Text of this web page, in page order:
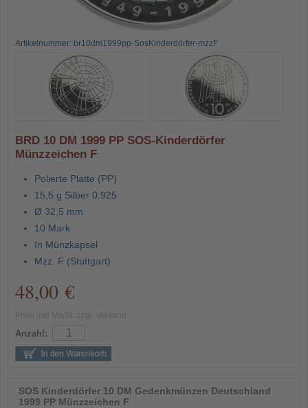
Artikelnummer: br10dm1999pp-SosKinderdörfer-mzzF
BRD 10 DM 1999 PP SOS-Kinderdörfer
Münzzeichen F
Polierte Platte (PP)
15,5 g Silber 0.925
Ø 32,5 mm
10 Mark
In Münzkapsel
Mzz. F (Stuttgart)
48,00 €
Anzahl:
SOS Kinderdörfer 10 DM Gedenkmünzen Deutschland
1999 PP Münzzeichen F